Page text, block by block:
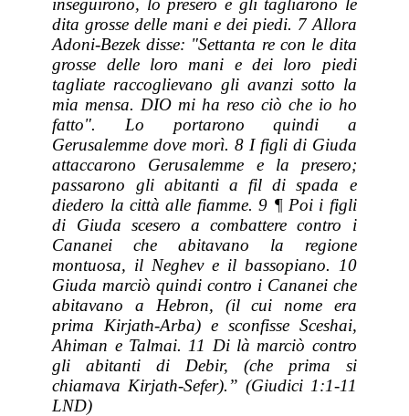
dita grosse delle mani e dei piedi. 7 Allora
Adoni-Bezek disse: "Settanta re con le dita
grosse delle loro mani e dei loro piedi
tagliate raccoglievano gli avanzi sotto la
mia mensa. DIO mi ha reso ciò che io ho
fatto". Lo portarono quindi a
Gerusalemme dove morì. 8 I figli di Giuda
attaccarono Gerusalemme e la presero;
passarono gli abitanti a fil di spada e
diedero la città alle fiamme. 9 ¶ Poi i figli
di Giuda scesero a combattere contro i
Cananei che abitavano la regione
montuosa, il Neghev e il bassopiano. 10
Giuda marciò quindi contro i Cananei che
abitavano a Hebron, (il cui nome era
prima Kirjath-Arba) e sconfisse Sceshai,
Ahiman e Talmai. 11 Di là marciò contro
gli abitanti di Debir, (che prima si
chiamava Kirjath-Sefer).” (Giudici 1:1-11
LND)